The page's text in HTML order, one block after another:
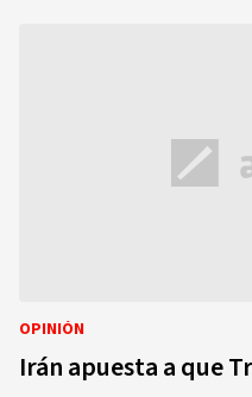
OPINIÓN
Irán apuesta a que